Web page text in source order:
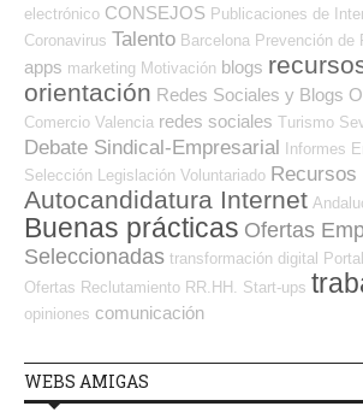
electrónico CONSEJOS Publicaciones de
Coronavirus Talento Barcelona Prevención de
apps marketing Motivación blogs
orientación Redes Sociales y Blogs
Comercio Valencia redes sociales Turismo
Debate Sindical-Empresarial Informes
Selección
Legislación Voluntariado Recursos
Autocandidatura Internet
Buenas prácticas Ofertas
Seleccionadas transformación digital
Ofertas Reclutamiento RR.HH. Start-ups
opiniones comunicación
WEBS AMIGAS